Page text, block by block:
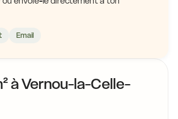
Email
à Vernou-la-Celle-